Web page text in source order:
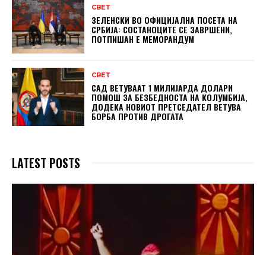
СВЕТ
ЗЕЛЕНСКИ ВО ОФИЦИЈАЛНА ПОСЕТА НА
СРБИЈА: СОСТАНОЦИТЕ СЕ ЗАВРШЕНИ,
ПОТПИШАН Е МЕМОРАНДУМ
СВЕТ
САД ВЕТУВААТ 1 МИЛИЈАРДА ДОЛАРИ
ПОМОШ ЗА БЕЗБЕДНОСТА НА КОЛУМБИЈА,
ДОДЕКА НОВИОТ ПРЕТСЕДАТЕЛ ВЕТУВА
БОРБА ПРОТИВ ДРОГАТА
LATEST POSTS